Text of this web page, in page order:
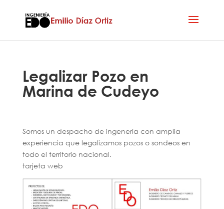
Legalizar Pozo en
Marina de Cudeyo
Somos un despacho de ingenería con amplia
experiencia que legalizamos pozos o sondeos en
todo el territorio nacional.
tarjeta web